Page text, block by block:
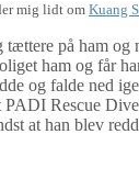
mig lidt om Kuang
tættere på ham og
ham og får
og falde ned
Rescue
at han blev